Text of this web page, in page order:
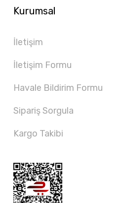
Kurumsal
İletişim
İletişim Formu
Havale Bildirim Formu
Sipariş Sorgula
Kargo Takibi